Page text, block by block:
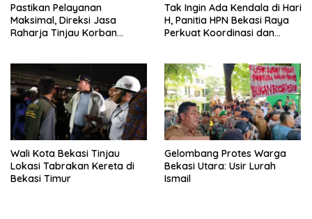
Pastikan Pelayanan
Maksimal, Direksi Jasa
Raharja Tinjau Korban
Tak Ingin Ada Kendala di Hari
H, Panitia HPN Bekasi Raya
Perkuat Koordinasi dan
Wali Kota Bekasi Tinjau
Lokasi Tabrakan Kereta di
Bekasi Timur
Gelombang Protes Warga
Bekasi Utara: Usir Lurah
Ismail